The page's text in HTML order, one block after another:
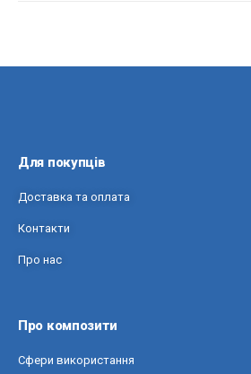
Для покупців
Доставка та оплата
Контакти
Про нас
Про композити
Сфери використання